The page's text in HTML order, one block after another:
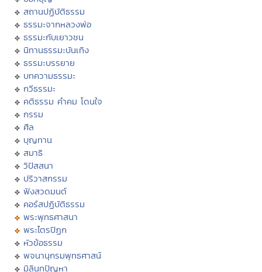
สถานปฏิบัติธรรม
ธรรมะจากหลวงพ่อ
ธรรมะกับเยาวชน
นิทานธรรมะบันเทิง
ธรรมะบรรยาย
บทความธรรมะ
กวีธรรมะ
คติธรรม คำคม โดนใจ
กรรม
ศีล
บุญทาน
สมาธิ
วิปัสสนา
ปริวาสกรรม
ฟังสวดมนต์
คอร์สปฏิบัติธรรม
พระพุทธศาสนา
พระไตรปิฏก
หัวข้อธรรม
พจนานุกรมพุทธศาสน์
มิลินทปัญหา